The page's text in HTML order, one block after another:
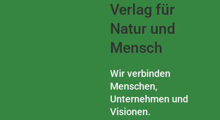
Verlag für
Natur und
Mensch
Wir verbinden
Menschen,
Unternehmen und
Visionen.